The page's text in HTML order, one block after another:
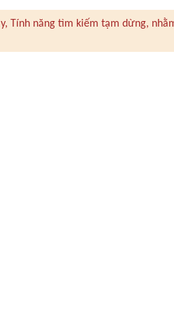
Tính năng tìm kiếm tạm dừng,